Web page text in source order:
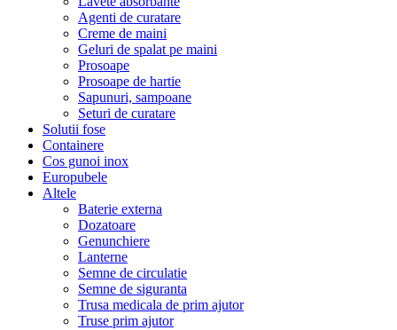
Agenti de curatare
Creme de maini
Geluri de spalat pe maini
Prosoape
Prosoape de hartie
Sapunuri, sampoane
Seturi de curatare
Solutii fose
Containere
Cos gunoi inox
Europubele
Altele
Baterie externa
Dozatoare
Genunchiere
Lanterne
Semne de circulatie
Semne de siguranta
Trusa medicala de prim ajutor
Truse prim ajutor